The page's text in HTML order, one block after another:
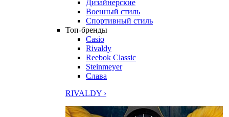
Дизайнерские
Военный стиль
Спортивный стиль
Топ-бренды
Casio
Rivaldy
Reebok Classic
Steinmeyer
Слава
RIVALDY ›